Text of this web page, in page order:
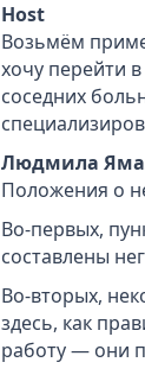
Host
Возьмём
хочу перейти
соседних
Людмила
Положения о
Во‑первых,
составлены
Во‑вторых,
здесь, как
работу — они